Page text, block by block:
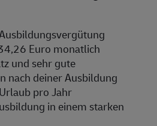
Euro monatlich
und sehr gute
nach deiner Ausbildung
pro Jahr
in einem starken